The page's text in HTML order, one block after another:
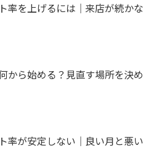
率を上げるには｜来店が続かな
から始める？見直す場所を決め
率が安定しない｜良い月と悪い